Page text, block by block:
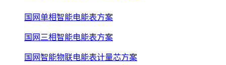
国网单相智能电能表方案
国网三相智能电能表方案
国网智能物联电能表计量芯方案